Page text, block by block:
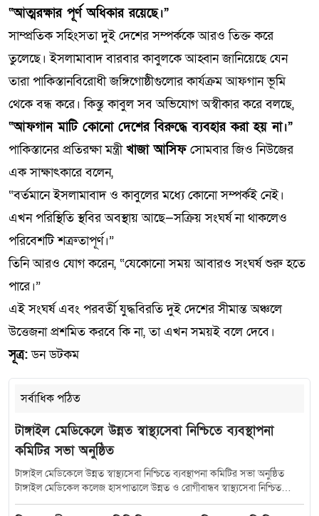
“আত্মরক্ষার পূর্ণ অধিকার রয়েছে।”
সাম্প্রতিক সহিংসতা দুই দেশের সম্পর্ককে আরও তিক্ত করে
তুলেছে। ইসলামাবাদ বারবার কাবুলকে আহ্বান জানিয়েছে যেন
তারা পাকিস্তানবিরোধী জঙ্গিগোষ্ঠীগুলোর কার্যক্রম আফগান ভূমি
থেকে বন্ধ করে। কিন্তু কাবুল সব অভিযোগ অস্বীকার করে বলছে,
“আফগান মাটি কোনো দেশের বিরুদ্ধে ব্যবহার করা হয় না।”
পাকিস্তানের প্রতিরক্ষা মন্ত্রীখাজা আসিফসোমবার জিও নিউজের
এক সাক্ষাৎকারে বলেন,
“বর্তমানে ইসলামাবাদ ও কাবুলের মধ্যে কোনো সম্পর্কই নেই।
এখন পরিস্থিতি স্থবির অবস্থায় আছে—সক্রিয় সংঘর্ষ না থাকলেও
পরিবেশটি শত্রুতাপূর্ণ।”
তিনি আরও যোগ করেন, “যেকোনো সময় আবারও সংঘর্ষ শুরু হতে
পারে।”
এই সংঘর্ষ এবং পরবর্তী যুদ্ধবিরতি দুই দেশের সীমান্ত অঞ্চলে
উত্তেজনা প্রশমিত করবে কি না, তা এখন সময়ই বলে দেবে।
সূত্র:ডন ডটকম
সর্বাধিক পঠিত
টাঙ্গাইল মেডিকেলে উন্নত স্বাস্থ্যসেবা নিশ্চিতে ব্যবস্থাপনা
কমিটির সভা অনুষ্ঠিত
টাঙ্গাইল মেডিকেলে উন্নত স্বাস্থ্যসেবা নিশ্চিতে ব্যবস্থাপনা কমিটির সভা অনুষ্ঠিত
টাঙ্গাইল মেডিকেল কলেজ হাসপাতালে উন্নত ও রোগীবান্ধব স্বাস্থ্যসেবা নিশ্চিত
করতে হাসপাতাল ব্যবস্থাপনা কমিটির সমন্বয় সভা অনুষ্ঠিত হয়েছে। শুক্রবার (১০